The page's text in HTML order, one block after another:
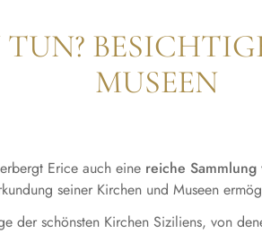
MUSEEN
Erice auch eine reiche
seiner Kirchen und Museen
der schönsten Kirchen Siziliens, von